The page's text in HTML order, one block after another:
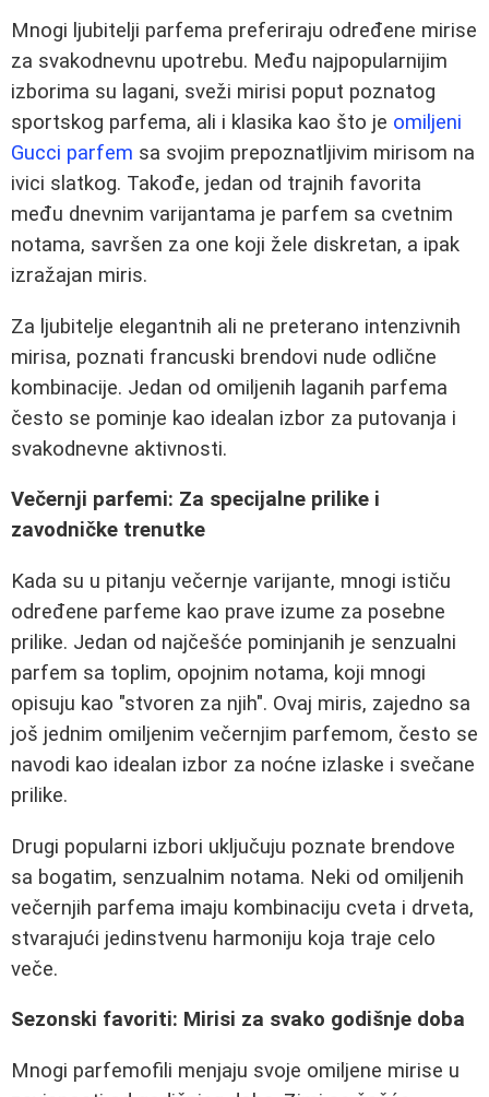
Mnogi ljubitelji parfema preferiraju određene mirise
za svakodnevnu upotrebu. Među najpopularnijim
izborima su lagani, sveži mirisi poput poznatog
sportskog parfema, ali i klasika kao što je omiljeni
Gucci parfem sa svojim prepoznatljivim mirisom na
ivici slatkog. Takođe, jedan od trajnih favorita
među dnevnim varijantama je parfem sa cvetnim
notama, savršen za one koji žele diskretan, a ipak
izražajan miris.
Za ljubitelje elegantnih ali ne preterano intenzivnih
mirisa, poznati francuski brendovi nude odlične
kombinacije. Jedan od omiljenih laganih parfema
često se pominje kao idealan izbor za putovanja i
svakodnevne aktivnosti.
Večernji parfemi: Za specijalne prilike i
zavodničke trenutke
Kada su u pitanju večernje varijante, mnogi ističu
određene parfeme kao prave izume za posebne
prilike. Jedan od najčešće pominjanih je senzualni
parfem sa toplim, opojnim notama, koji mnogi
opisuju kao "stvoren za njih". Ovaj miris, zajedno sa
još jednim omiljenim večernjim parfemom, često se
navodi kao idealan izbor za noćne izlaske i svečane
prilike.
Drugi popularni izbori uključuju poznate brendove
sa bogatim, senzualnim notama. Neki od omiljenih
večernjih parfema imaju kombinaciju cveta i drveta,
stvarajući jedinstvenu harmoniju koja traje celo
veče.
Sezonski favoriti: Mirisi za svako godišnje doba
Mnogi parfemofili menjaju svoje omiljene mirise u